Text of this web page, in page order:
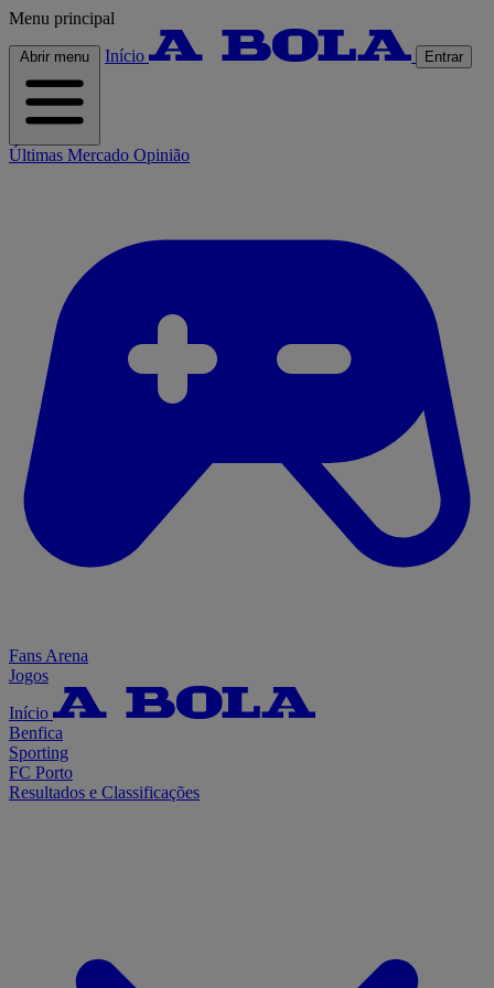
Menu principal
Abrir menu Início Entrar
Últimas Mercado Opinião
Fans Arena
Jogos
Início
Benfica
Sporting
FC Porto
Resultados e Classificações